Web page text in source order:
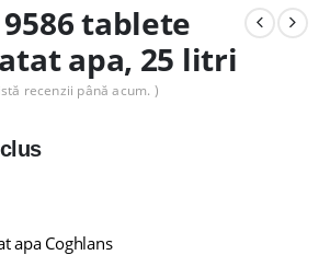
tablete
apa, 25 litri
recenzii până acum. )
apa Coghlans